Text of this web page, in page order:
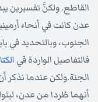
القاطع. ولكنَّ تفسيرين
عدن كانت في أنحاء
الجنوب، وبالتحديد في
فالتفاصيل الواردة في
الجنة.ولكن عندما نذكر
أنهما طُردا من عدن،